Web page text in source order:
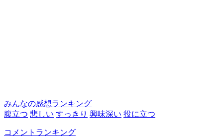
みんなの感想ランキング
腹立つ 悲しい すっきり 興味深い 役に立つ
コメントランキング